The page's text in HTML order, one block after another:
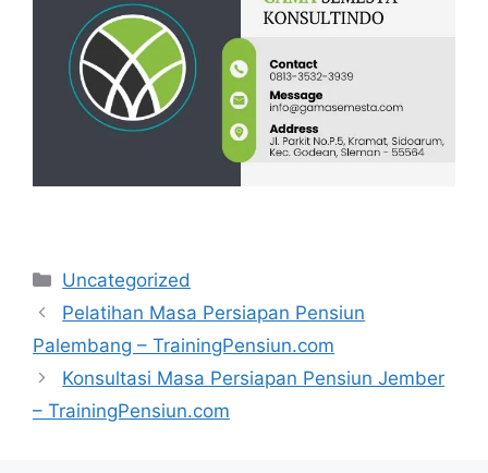
Categories
Uncategorized
Pelatihan Masa Persiapan Pensiun
Palembang – TrainingPensiun.com
Konsultasi Masa Persiapan Pensiun Jember
– TrainingPensiun.com